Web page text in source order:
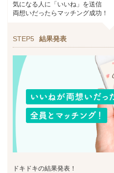
気になる人に「いいね」を送信
両想いだったらマッチング成功！
STEP5 結果発表
ドキドキの結果発表！